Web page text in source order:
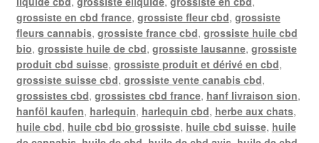
grossiste en cbd france, grossiste fleur cbd, grossiste
fleurs cannabis, grossiste france cbd, grossiste huile cbd
bio, grossiste huile de cbd, grossiste lausanne, grossiste
produit cbd suisse, grossiste produit et dérivé en cbd,
grossiste suisse cbd, grossiste vente canabis cbd,
grossistes cbd, grossistes cbd france, hanf livraison sion,
hanföl kaufen, harlequin, harlequin cbd, herbe aux chats,
huile cbd, huile cbd bio grossiste, huile cbd suisse, huile